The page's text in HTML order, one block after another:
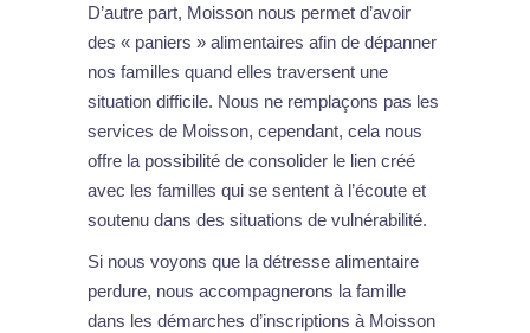
D’autre part, Moisson nous permet d’avoir
des « paniers » alimentaires afin de dépanner
nos familles quand elles traversent une
situation difficile. Nous ne remplaçons pas les
services de Moisson, cependant, cela nous
offre la possibilité de consolider le lien créé
avec les familles qui se sentent à l’écoute et
soutenu dans des situations de vulnérabilité.
Si nous voyons que la détresse alimentaire
perdure, nous accompagnerons la famille
dans les démarches d’inscriptions à Moisson